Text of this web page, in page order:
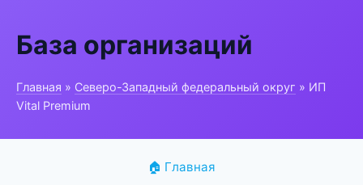
База организаций
Главная » Северо-Западный федеральный округ » ИП
Vital Premium
🏠 Главная